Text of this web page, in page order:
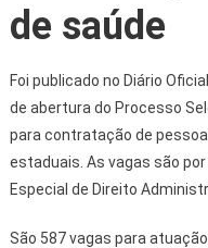
de saúde
Foi publicado no Diário
de abertura do Processo
para contratação de
estaduais. As vagas são
Especial de Direito
São 587 vagas para